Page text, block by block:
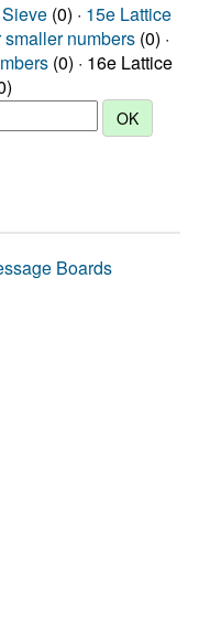
(0) · 15e Lattice
numbers (0) ·
(0) · 16e Lattice
Boards